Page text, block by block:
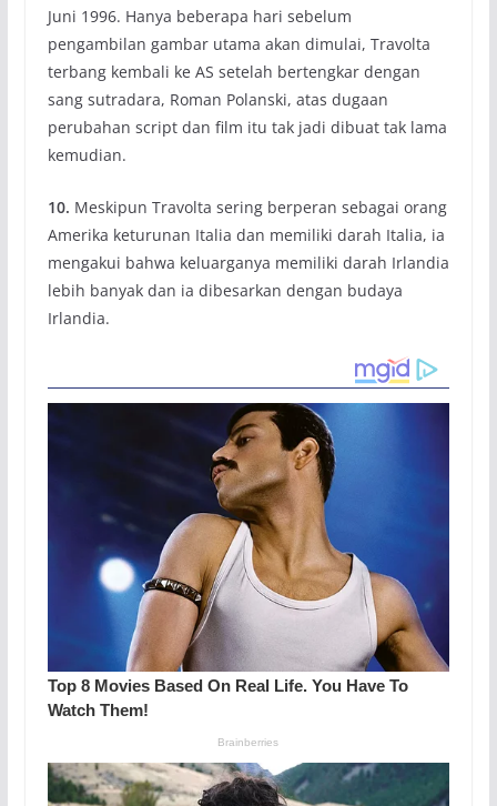
Juni 1996. Hanya beberapa hari sebelum
pengambilan gambar utama akan dimulai, Travolta
terbang kembali ke AS setelah bertengkar dengan
sang sutradara, Roman Polanski, atas dugaan
perubahan script dan film itu tak jadi dibuat tak lama
kemudian.
10. Meskipun Travolta sering berperan sebagai orang
Amerika keturunan Italia dan memiliki darah Italia, ia
mengakui bahwa keluarganya memiliki darah Irlandia
lebih banyak dan ia dibesarkan dengan budaya
Irlandia.